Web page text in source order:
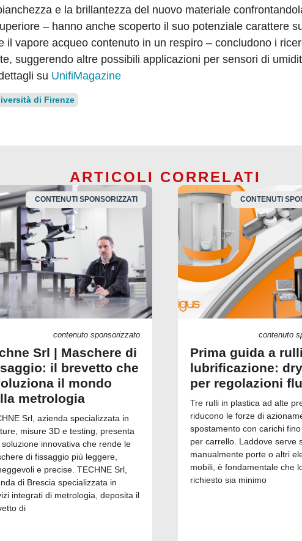
e la brillantezza del nuovo materiale
– hanno anche scoperto il suo potenziale carattere
il vapore acqueo contenuto in un respiro – concludono i
suggerendo altre possibili applicazioni per sensori di
su UnifiMagazine
di Firenze
ARTICOLI CORRELATI
CONTENUTI SPONSORIZZATI
contenuto sponsorizzato
Srl | Maschere di
il brevetto che
il mondo
metrologia
Srl, azienda specializzata in
misure 3D e testing, presenta
soluzione innovativa che rende le
di fissaggio più leggere,
e precise. TECHNE Srl,
di Brescia specializzata in
integrati di metrologia, deposita il
di
CONTENUTI
contenuto
Prima guida a
lubrificazione:
per regolazioni
Tre rulli in plastica ad alte
riducono le forze di
spostamento con carichi
per carrello. Laddove serve
manualmente porte o altri
mobili, è fondamentale che
richiesto sia minimo